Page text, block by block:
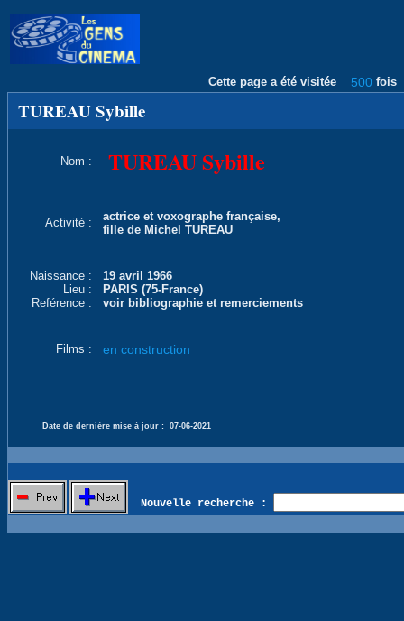
Cette page a été visitée 500 fois
TUREAU Sybille
Nom : TUREAU Sybille
Activité :
actrice et voxographe française,
fille de Michel TUREAU
Naissance :
19 avril 1966
Lieu :
PARIS (75-France)
Reférence :
voir bibliographie et remerciements
Films : en construction
Date de dernière mise à jour : 07-06-2021
Nouvelle recherche :